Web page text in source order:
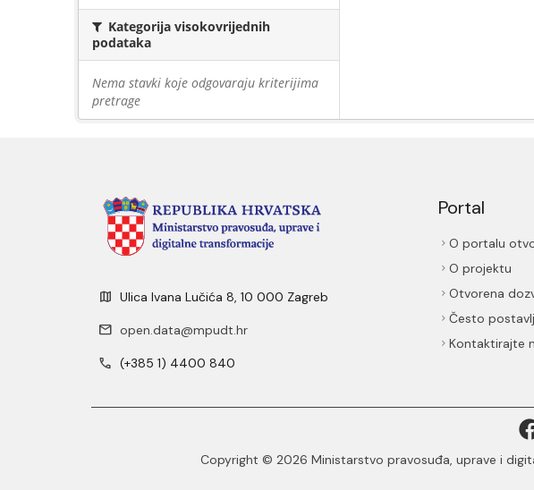
Kategorija visokovrijednih
podataka
Nema stavki koje odgovaraju kriterijima
pretrage